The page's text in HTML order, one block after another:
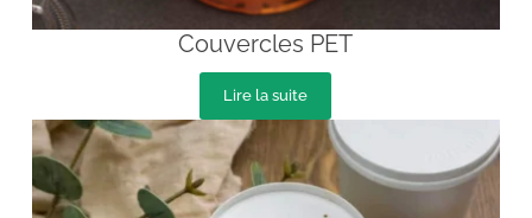
Couvercles PET
Lire la suite